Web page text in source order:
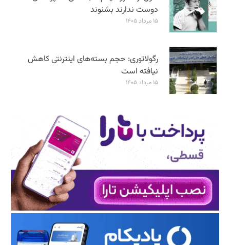
دوست ندارند بشنوند
۱۵ مرداد ۱۴۰۵
رگولاتوری: حجم بسته‌های اینترنتی کاهش
نیافته است
۱۵ مرداد ۱۴۰۵